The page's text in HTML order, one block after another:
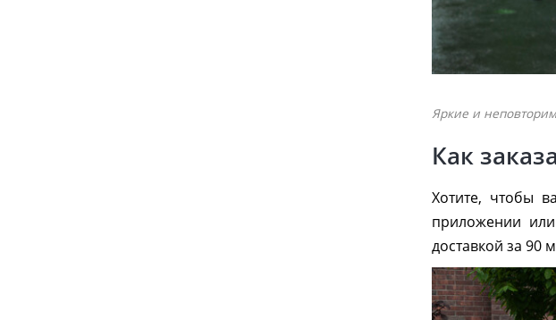
Яркие и
Как
Хотите, чтобы
приложении или
доставкой за 90